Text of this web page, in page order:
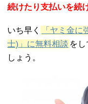
続けたり支払いを続
いち早く
「ヤミ金
士)」に無料相談 を
しょう。